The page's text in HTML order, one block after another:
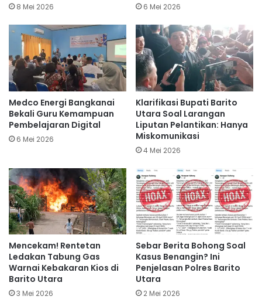
8 Mei 2026 6 Mei 2026
Medco Energi Bangkanai
Bekali Guru Kemampuan
Pembelajaran Digital
6 Mei 2026
Klarifikasi Bupati Barito
Utara Soal Larangan
Liputan Pelantikan: Hanya
Miskomunikasi
4 Mei 2026
Mencekam! Rentetan
Ledakan Tabung Gas
Warnai Kebakaran Kios di
Barito Utara
3 Mei 2026
Sebar Berita Bohong Soal
Kasus Benangin? Ini
Penjelasan Polres Barito
Utara
2 Mei 2026